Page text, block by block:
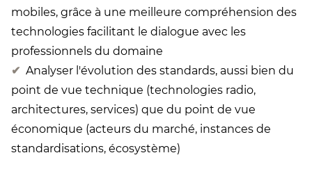
mobiles, grâce à une meilleure compréhension des
technologies facilitant le dialogue avec les
professionnels du domaine
Analyser l'évolution des standards, aussi bien du
point de vue technique (technologies radio,
architectures, services) que du point de vue
économique (acteurs du marché, instances de
standardisations, écosystème)